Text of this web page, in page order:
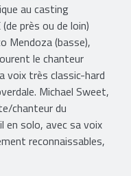
au casting
près ou de loin)
Mendoza (basse),
le chanteur
voix très classic-hard
Michael Sweet,
chanteur du
en solo, avec sa voix
reconnaissables,